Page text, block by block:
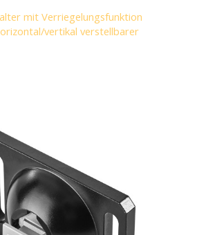
mit Verriegelungsfunktion
vertikal verstellbarer